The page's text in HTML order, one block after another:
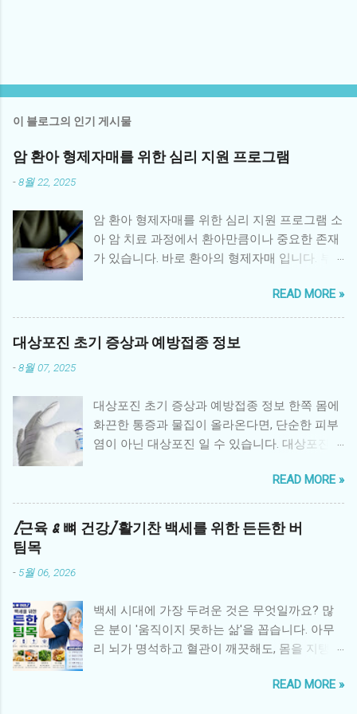
이 블로그의 인기 게시물
암 환아 형제자매를 위한 심리 지원 프로그램
-8월 22, 2025
암 환아 형제자매를 위한 심리 지원 프로그램 소
아 암 치료 과정에서 환아만큼이나 중요한 존재
가 있습니다. 바로 환아의 형제자매 입니다. 부
정서적 소외감을 느끼거나, 불안·우울 같은 심리
적 문제를 경험하기 쉽습니다. 따라서 체계적인
형제자매 심리 지원 프로그램 은 환아 가족 전체
의 건강한 회복에 매우 중요한 역할을 합니다. 1.
을 느낌 불안과 두려움: 동생 또는 형제의 병에
대한 불확실성과 두려움 죄책감: 환아와 비교하
면서 “내가 건강해서 미안하다”는 생각 분노와
정 학업·사회성 문제: 집중력 저하, 또래 관계 위
축 2. 병원 중심 심리 지원 프로그램 대학병원과
암 전문병원에서는 형제자매를 위한 다양한 심
제자매가 감정을 자연스럽게 표현할 수 있는 치
료법 형제자매 데이: 병원에서 형제자매만을 위
한 특별 활동과 교류 시간 제공 가족 참여 프로
로 정서적 유대 강화 3. 지역사회와 NGO의 지원
READ MORE »
대상포진 초기 증상과 예방접종 정보
-8월 07, 2025
대상포진 초기 증상과 예방접종 정보 한쪽 몸에
화끈한 통증과 물집이 올라온다면, 단순한 피부
염이 아닌 대상포진 일 수 있습니다. 대상포진은
신경절에 잠복해 있다가 면역력이 떨어졌을 때
재활성화되면서 발생하는 질환입니다. 특히 50
세 이상 중장년층이나 과로, 스트레스를 많이 받
는 사람에게 자주 발생하며, 극심한 통증과 후유
바이러스가 신경을 타고 피부로 재활성화되며
나타나는 질환입니다. 주로 신체 한쪽, 특히 갈
비뼈 주변, 복부, 얼굴, 허벅지 등에 통증과 함께
피부가 화끈거리고 쓰라린 통증 : 증상이 시작되
READ MORE »
[근육 & 뼈 건강] 활기찬 백세를 위한 든든한 버
팀목
- 5월 06, 2026
백세 시대에 가장 두려운 것은 무엇일까요? 많
은 분이 '움직이지 못하는 삶'을 꼽습니다. 아무
리 뇌가 명석하고 혈관이 깨끗해도, 몸을 지탱하
격히 추락합니다. 노화 과정에서 발생하는 근감
READ MORE »